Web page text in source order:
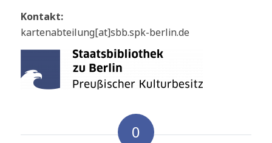
Kontakt:
kartenabteilung[at]sbb.spk-berlin.de
0